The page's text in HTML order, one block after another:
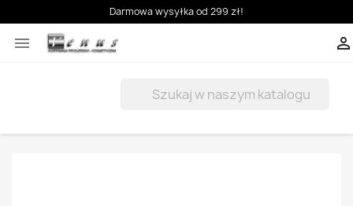
Darmowa wysyłka od 299 zł!
 